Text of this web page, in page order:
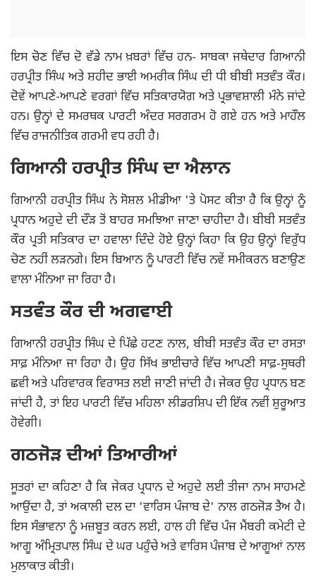
ਇਸ ਚੋਣ ਵਿੱਚ ਦੋ ਵੱਡੇ ਨਾਮ ਖ਼ਬਰਾਂ ਵਿੱਚ ਹਨ- ਸਾਬਕਾ ਜਥੇਦਾਰ ਗਿਆਨੀ
ਹਰਪ੍ਰੀਤ ਸਿੰਘ ਅਤੇ ਸ਼ਹੀਦ ਭਾਈ ਅਮਰੀਕ ਸਿੰਘ ਦੀ ਧੀ ਬੀਬੀ ਸਤਵੰਤ ਕੌਰ।
ਦੋਵੇਂ ਆਪਣੇ-ਆਪਣੇ ਵਰਗਾਂ ਵਿੱਚ ਸਤਿਕਾਰਯੋਗ ਅਤੇ ਪ੍ਰਭਾਵਸ਼ਾਲੀ ਮੰਨੇ ਜਾਂਦੇ
ਹਨ। ਉਨ੍ਹਾਂ ਦੇ ਸਮਰਥਕ ਪਾਰਟੀ ਅੰਦਰ ਸਰਗਰਮ ਹੋ ਗਏ ਹਨ ਅਤੇ ਮਾਹੌਲ
ਵਿੱਚ ਰਾਜਨੀਤਿਕ ਗਰਮੀ ਵਧ ਰਹੀ ਹੈ।
ਗਿਆਨੀ ਹਰਪ੍ਰੀਤ ਸਿੰਘ ਦਾ ਐਲਾਨ
ਗਿਆਨੀ ਹਰਪ੍ਰੀਤ ਸਿੰਘ ਨੇ ਸੋਸ਼ਲ ਮੀਡੀਆ 'ਤੇ ਪੋਸਟ ਕੀਤਾ ਹੈ ਕਿ ਉਨ੍ਹਾਂ ਨੂੰ
ਪ੍ਰਧਾਨ ਅਹੁਦੇ ਦੀ ਦੌੜ ਤੋਂ ਬਾਹਰ ਸਮਝਿਆ ਜਾਣਾ ਚਾਹੀਦਾ ਹੈ। ਬੀਬੀ ਸਤਵੰਤ
ਕੌਰ ਪ੍ਰਤੀ ਸਤਿਕਾਰ ਦਾ ਹਵਾਲਾ ਦਿੰਦੇ ਹੋਏ ਉਨ੍ਹਾਂ ਕਿਹਾ ਕਿ ਉਹ ਉਨ੍ਹਾਂ ਵਿਰੁੱਧ
ਚੋਣ ਨਹੀਂ ਲੜਨਗੇ। ਇਸ ਬਿਆਨ ਨੂੰ ਪਾਰਟੀ ਵਿੱਚ ਨਵੇਂ ਸਮੀਕਰਨ ਬਣਾਉਣ
ਵਾਲਾ ਮੰਨਿਆ ਜਾ ਰਿਹਾ ਹੈ।
ਸਤਵੰਤ ਕੌਰ ਦੀ ਅਗਵਾਈ
ਗਿਆਨੀ ਹਰਪ੍ਰੀਤ ਸਿੰਘ ਦੇ ਪਿੱਛੇ ਹਟਣ ਨਾਲ, ਬੀਬੀ ਸਤਵੰਤ ਕੌਰ ਦਾ ਰਸਤਾ
ਸਾਫ਼ ਮੰਨਿਆ ਜਾ ਰਿਹਾ ਹੈ। ਉਹ ਸਿੱਖ ਭਾਈਚਾਰੇ ਵਿੱਚ ਆਪਣੀ ਸਾਫ਼-ਸੁਥਰੀ
ਛਵੀ ਅਤੇ ਪਰਿਵਾਰਕ ਵਿਰਾਸਤ ਲਈ ਜਾਣੀ ਜਾਂਦੀ ਹੈ। ਜੇਕਰ ਉਹ ਪ੍ਰਧਾਨ ਬਣ
ਜਾਂਦੀ ਹੈ, ਤਾਂ ਇਹ ਪਾਰਟੀ ਵਿੱਚ ਮਹਿਲਾ ਲੀਡਰਸ਼ਿਪ ਦੀ ਇੱਕ ਨਵੀਂ ਸ਼ੁਰੂਆਤ
ਹੋਵੇਗੀ।
ਗਠਜੋੜ ਦੀਆਂ ਤਿਆਰੀਆਂ
ਸੂਤਰਾਂ ਦਾ ਕਹਿਣਾ ਹੈ ਕਿ ਜੇਕਰ ਪ੍ਰਧਾਨ ਦੇ ਅਹੁਦੇ ਲਈ ਤੀਜਾ ਨਾਮ ਸਾਹਮਣੇ
ਆਉਂਦਾ ਹੈ, ਤਾਂ ਅਕਾਲੀ ਦਲ ਦਾ 'ਵਾਰਿਸ ਪੰਜਾਬ ਦੇ' ਨਾਲ ਗਠਜੋੜ ਤੈਅ ਹੈ।
ਇਸ ਸੰਭਾਵਨਾ ਨੂੰ ਮਜ਼ਬੂਤ ਕਰਨ ਲਈ, ਹਾਲ ਹੀ ਵਿੱਚ ਪੰਜ ਮੈਂਬਰੀ ਕਮੇਟੀ ਦੇ
ਆਗੂ ਅੰਮ੍ਰਿਤਪਾਲ ਸਿੰਘ ਦੇ ਘਰ ਪਹੁੰਚੇ ਅਤੇ ਵਾਰਿਸ ਪੰਜਾਬ ਦੇ ਆਗੂਆਂ ਨਾਲ
ਮੁਲਾਕਾਤ ਕੀਤੀ।